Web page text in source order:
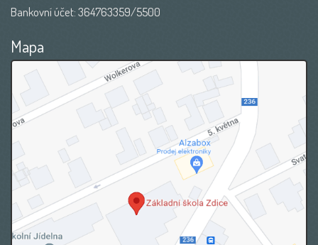
Bankovní účet: 364763359/5500
Mapa